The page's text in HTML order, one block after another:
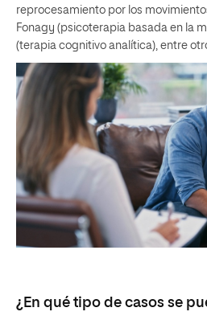
reprocesamiento por los
Fonagy (psicoterapia basada en la
(terapia cognitivo analítica), entre
¿En qué tipo de casos se